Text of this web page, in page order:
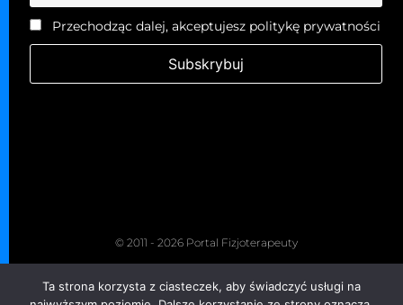
Przechodząc dalej, akceptujesz politykę prywatności
© 2011 - 2026 Portal Fizjoterapeuty
Grupa Fizjoterapeuty
Ta strona korzysta z ciasteczek, aby świadczyć usługi na